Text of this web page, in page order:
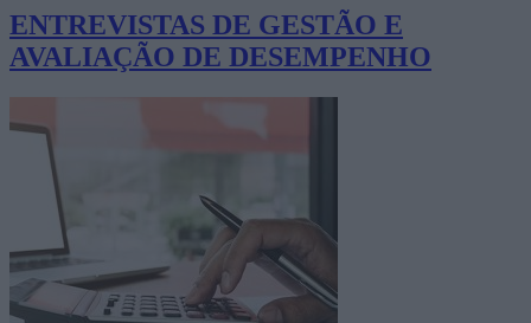
ENTREVISTAS DE GESTÃO E
AVALIAÇÃO DE DESEMPENHO